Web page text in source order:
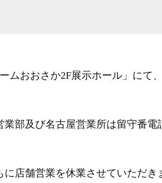
ムおおさか2F展示ホール」にて
部及び名古屋営業所は留守番
店舗営業を休業させていただ